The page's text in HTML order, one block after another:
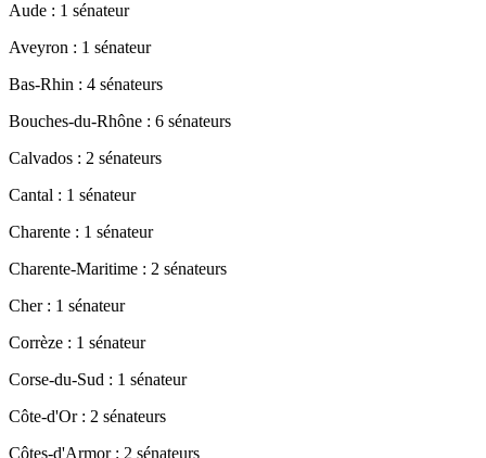
Aude : 1 sénateur
Aveyron : 1 sénateur
Bas-Rhin : 4 sénateurs
Bouches-du-Rhône : 6 sénateurs
Calvados : 2 sénateurs
Cantal : 1 sénateur
Charente : 1 sénateur
Charente-Maritime : 2 sénateurs
Cher : 1 sénateur
Corrèze : 1 sénateur
Corse-du-Sud : 1 sénateur
Côte-d'Or : 2 sénateurs
Côtes-d'Armor : 2 sénateurs